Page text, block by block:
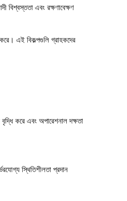
বিশ্বস্ততা এবং রক্ষণাবেক্ষণ
এই বিকল্পগুলি গ্রাহকদের
করে এবং অপারেশনাল দক্ষতা
স্থিতিশীলতা প্রদান